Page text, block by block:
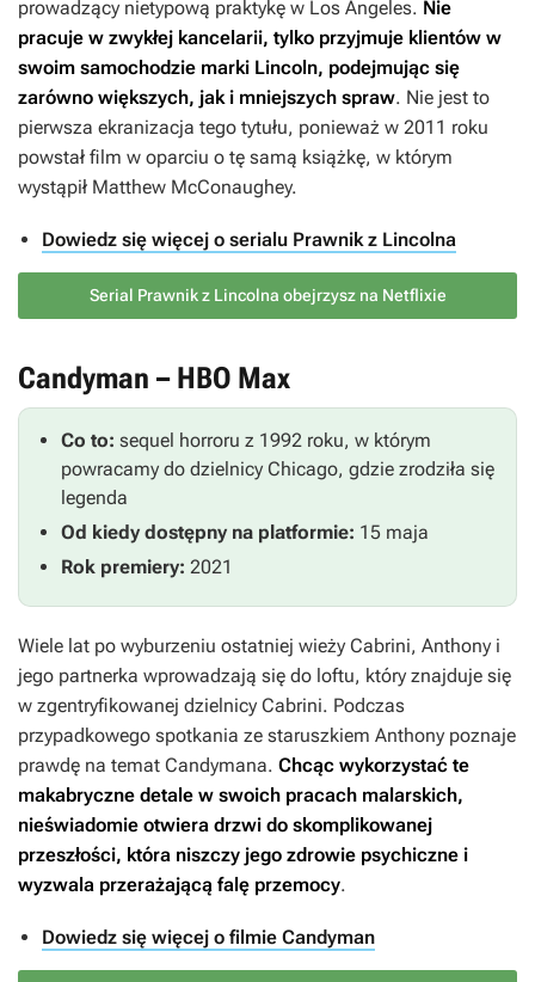
prowadzący nietypową praktykę w Los Angeles. Nie
pracuje w zwykłej kancelarii, tylko przyjmuje klientów w
swoim samochodzie marki Lincoln, podejmując się
zarówno większych, jak i mniejszych spraw. Nie jest to
pierwsza ekranizacja tego tytułu, ponieważ w 2011 roku
powstał film w oparciu o tę samą książkę, w którym
wystąpił Matthew McConaughey.
Dowiedz się więcej o serialu Prawnik z Lincolna
Serial Prawnik z Lincolna obejrzysz na Netflixie
Candyman – HBO Max
Co to: sequel horroru z 1992 roku, w którym
powracamy do dzielnicy Chicago, gdzie zrodziła się
legenda
Od kiedy dostępny na platformie: 15 maja
Rok premiery: 2021
Wiele lat po wyburzeniu ostatniej wieży Cabrini, Anthony i
jego partnerka wprowadzają się do loftu, który znajduje się
w zgentryfikowanej dzielnicy Cabrini. Podczas
przypadkowego spotkania ze staruszkiem Anthony poznaje
prawdę na temat Candymana. Chcąc wykorzystać te
makabryczne detale w swoich pracach malarskich,
nieświadomie otwiera drzwi do skomplikowanej
przeszłości, która niszczy jego zdrowie psychiczne i
wyzwala przerażającą falę przemocy.
Dowiedz się więcej o filmie Candyman